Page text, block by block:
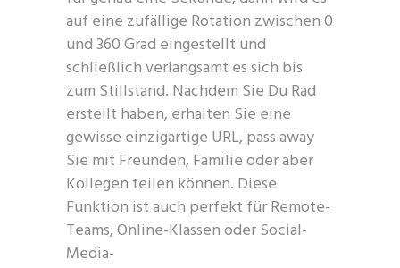
auf eine zufällige Rotation zwischen 0
und 360 Grad eingestellt und
schließlich verlangsamt es sich bis
zum Stillstand. Nachdem Sie Du Rad
erstellt haben, erhalten Sie eine
gewisse einzigartige URL, pass away
Sie mit Freunden, Familie oder aber
Kollegen teilen können. Diese
Funktion ist auch perfekt für Remote-
Teams, Online-Klassen oder Social-
Media-